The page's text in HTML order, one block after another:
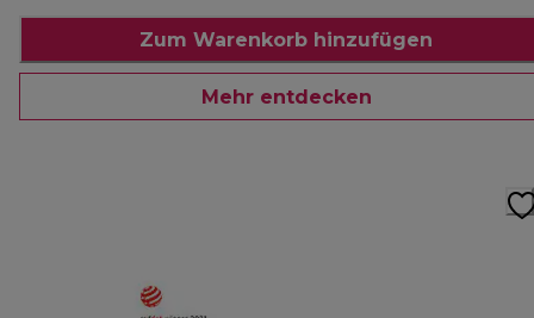
Zum Warenkorb hinzufügen
Mehr entdecken